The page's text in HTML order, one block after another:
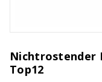
Nichtrostender
Top12